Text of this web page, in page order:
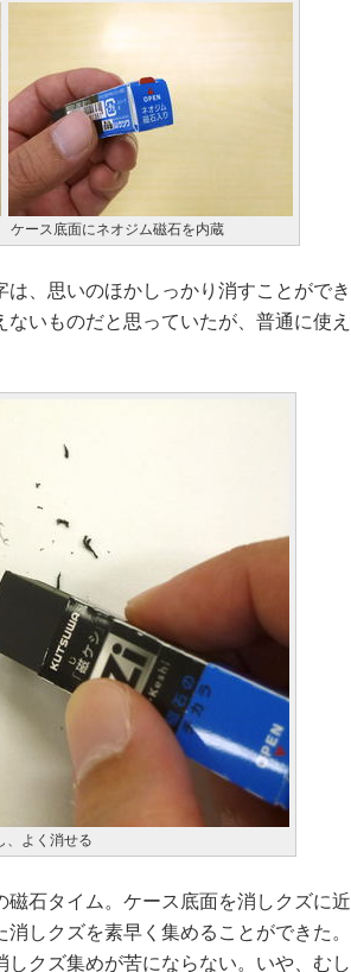
ケース底面にネオジム磁石を内蔵
、思いのほかしっかり消すことができ
いものだと思っていたが、普通に使え
、よく消せる
石タイム。ケース底面を消しクズに近
しクズを素早く集めることができた。
クズ集めが苦にならない。いや、むし